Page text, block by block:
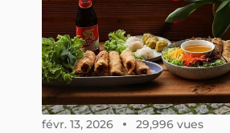
févr. 13, 2026 29,996 vues